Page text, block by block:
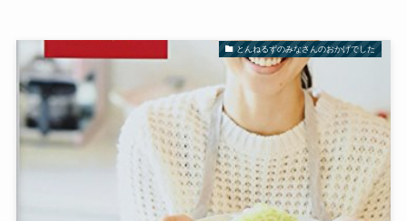
とんねるずのみなさんのおかげでした